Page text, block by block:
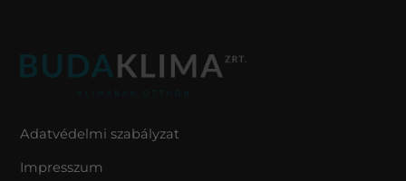
Adatvédelmi szabályzat
Impresszum